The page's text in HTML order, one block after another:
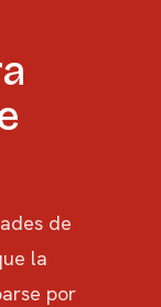
de
la
por